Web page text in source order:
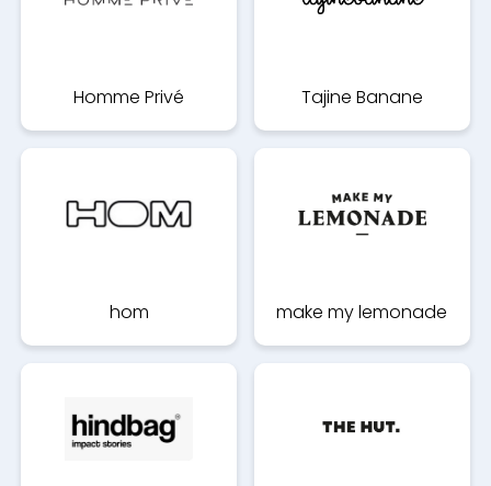
Homme Privé Tajine Banane
hom make my lemonade